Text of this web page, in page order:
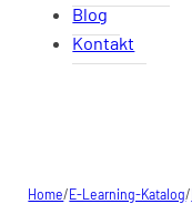
Blog
Kontakt
Home/ E-Learning-Katalog/